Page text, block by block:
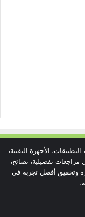
الأجهزة التقنية،
تفصيلية، نصائح،
وتحقيق أفضل تجربة في